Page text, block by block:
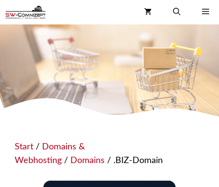
Inhalt
springen
Start / Domains &
Webhosting / Domains / .BIZ-Domain